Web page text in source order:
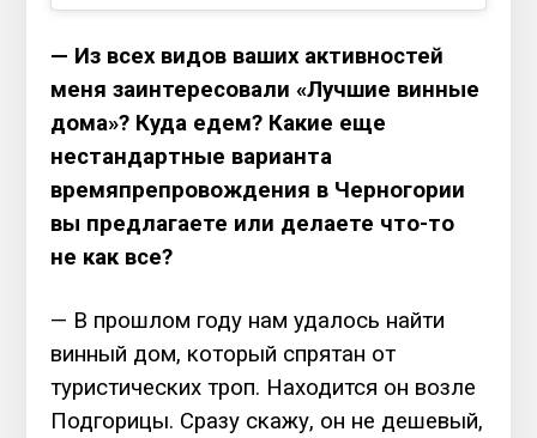
— Из всех видов ваших активностей
меня заинтересовали «Лучшие винные
дома»? Куда едем? Какие еще
нестандартные варианта
времяпрепровождения в Черногории
вы предлагаете или делаете что-то
не как все?
— В прошлом году нам удалось найти
винный дом, который спрятан от
туристических троп. Находится он возле
Подгорицы. Сразу скажу, он не дешевый,